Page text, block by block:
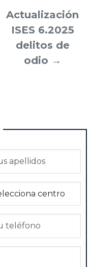
Actualización
ISES 6.2025
delitos de
odio →